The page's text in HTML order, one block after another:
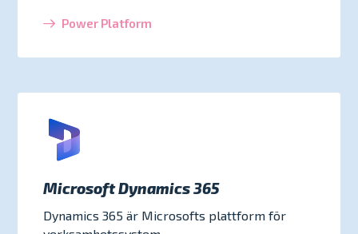
Power Platform
Microsoft Dynamics 365
Dynamics 365 är Microsofts plattform för